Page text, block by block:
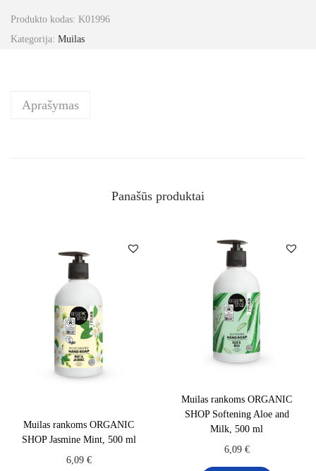
Produkto kodas: K01996
Kategorija: Muilas
Aprašymas
Panašūs produktai
Muilas rankoms ORGANIC
SHOP Jasmine Mint, 500 ml
6,09 €
Muilas rankoms ORGANIC
SHOP Softening Aloe and
Milk, 500 ml
6,09 €